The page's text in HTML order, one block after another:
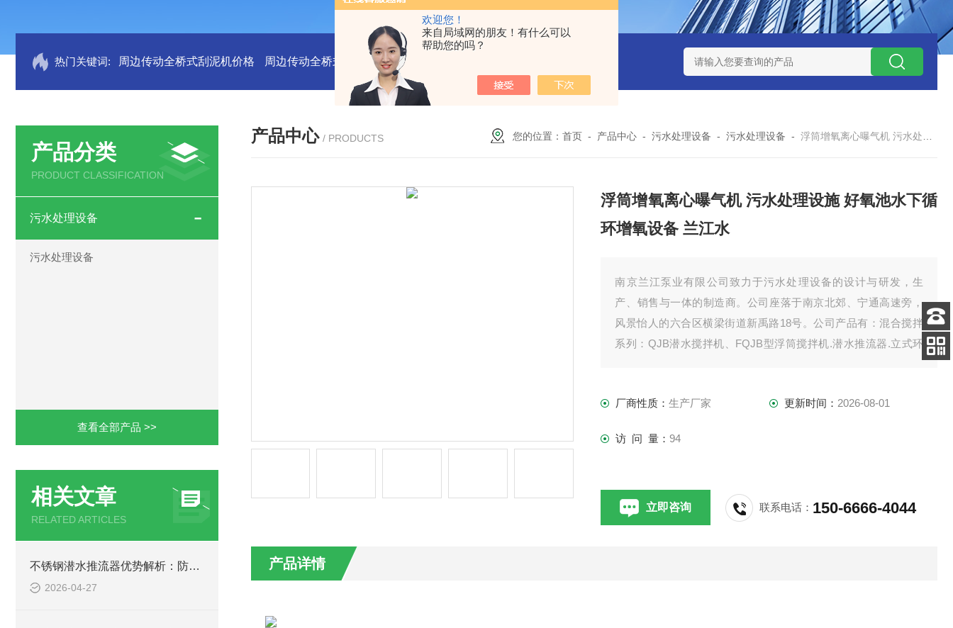
欢迎您！
来自局域网的朋友！有什么可以
帮助您的吗？
热门关键词: 周边传动全桥式刮泥机价格 周边传动全桥式刮泥机 周边传动半桥式刮泥机安装 周边传动半桥式刮泥机选型 周边传动半桥式刮泥机
产品分类
PRODUCT CLASSIFICATION
污水处理设备
污水处理设备
查看全部产品 >>
相关文章
RELATED ARTICLES
不锈钢潜水推流器优势解析：防腐耐用污水处理设备
2026-04-27
产品中心 / PRODUCTS 您的位置：首页 - 产品中心 -污水处理设备 -污水处理设备 -浮筒增氧离心曝气机 污水处理设施 好氧池水下循环增氧设备 兰江水
浮筒增氧离心曝气机 污水处理设施 好氧池水下循
环增氧设备 兰江水
南京兰江泵业有限公司致力于污水处理设备的设计与研发，生
产、销售与一体的制造商。公司座落于南京北郊、宁通高速旁，
风景怡人的六合区横梁街道新禹路18号。公司产品有：混合搅拌
系列：QJB潜水搅拌机、FQJB型浮筒搅拌机.潜水推流器.立式环
厂商性质：生产厂家 更新时间： 2026-08-01
访 问 量：94
立即咨询 联系电话： 150-6666-4044
产品详情
客服
电话